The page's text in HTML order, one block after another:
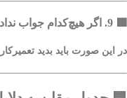
🟩 9. اگر هیچ‌کدام جواب نداد → مشکل از برد دستگاه است
در این صورت باید بدید